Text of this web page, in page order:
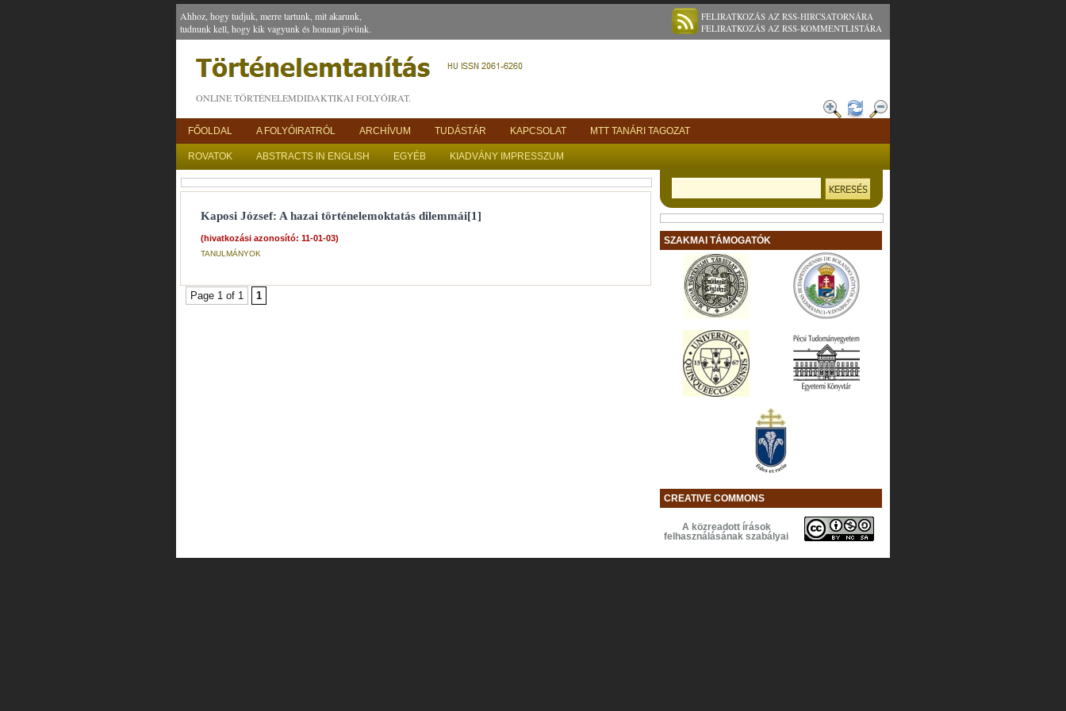
Ahhoz, hogy tudjuk, merre tartunk, mit akarunk,
tudnunk kell, hogy kik vagyunk és honnan jövünk.
FELIRATKOZÁS AZ RSS-HIRCSATORNÁRA
FELIRATKOZÁS AZ RSS-KOMMENTLISTÁRA
ONLINE TÖRTÉNELEMDIDAKTIKAI FOLYÓIRAT.
FŐOLDAL A FOLYÓIRATRÓL ARCHÍVUM TUDÁSTÁR KAPCSOLAT MTT TANÁRI TAGOZAT
ROVATOK ABSTRACTS IN ENGLISH EGYÉB KIADVÁNY IMPRESSZUM
Kaposi József: A hazai történelemoktatás dilemmái[1]
(hivatkozási azonosító: 11-01-03)
TANULMÁNYOK
Page 1 of 1 1
SZAKMAI TÁMOGATÓK
CREATIVE COMMONS
A közreadott írások
felhasználásának szabályai